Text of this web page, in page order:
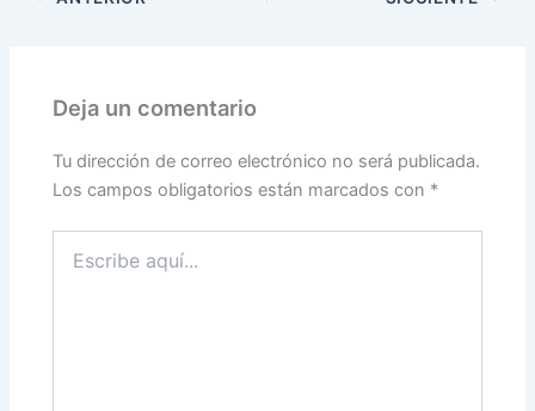
Deja un comentario
Tu dirección de correo electrónico no será publicada.
Los campos obligatorios están marcados con *
aquí...